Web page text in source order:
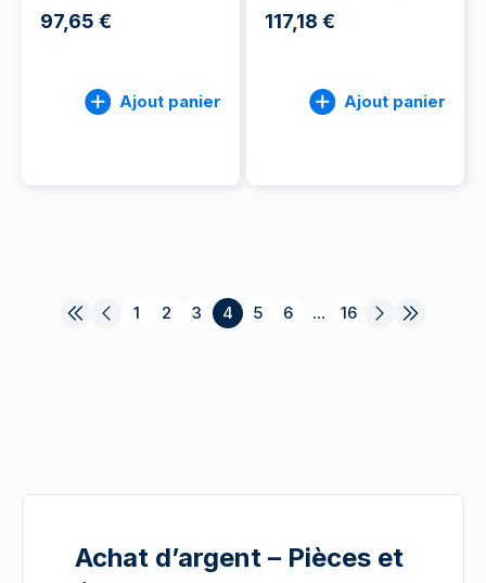
97,65 €
Ajout panier
117,18 €
Ajout panier
1 2 3 4 5 6 ... 16
Achat d’argent – Pièces et